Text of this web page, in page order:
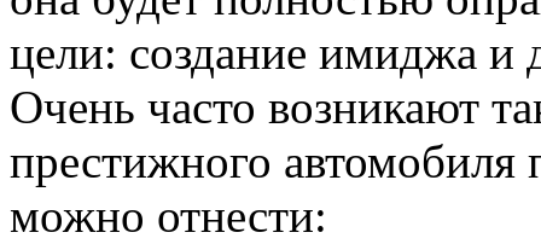
цели: создание имиджа и
Очень часто возникают
престижного
можно отнести: